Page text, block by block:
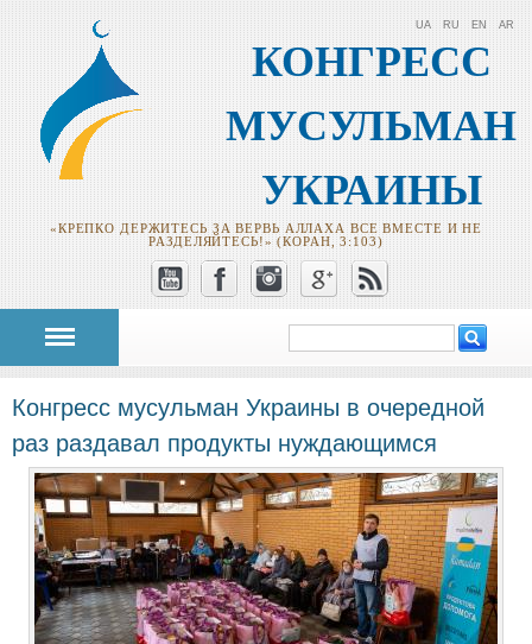
КОНГРЕСС
МУСУЛЬМАН
УКРАИНЫ
«КРЕПКО ДЕРЖИТЕСЬ ЗА ВЕРВЬ АЛЛАХА ВСЕ ВМЕСТЕ И НЕ
РАЗДЕЛЯЙТЕСЬ!» (КОРАН, 3:103)
UA RU EN AR
Форма поиска
Конгресс мусульман Украины в очередной
раз раздавал продукты нуждающимся